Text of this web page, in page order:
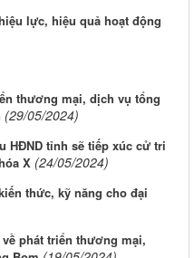
lực, hiệu quả hoạt động
thương mại, dịch vụ tổng
(29/05/2024)
HĐND tỉnh sẽ tiếp xúc cử tri
X (24/05/2024)
thức, kỹ năng cho đại
phát triển thương mại,